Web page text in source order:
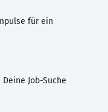
für ein
Job-Suche